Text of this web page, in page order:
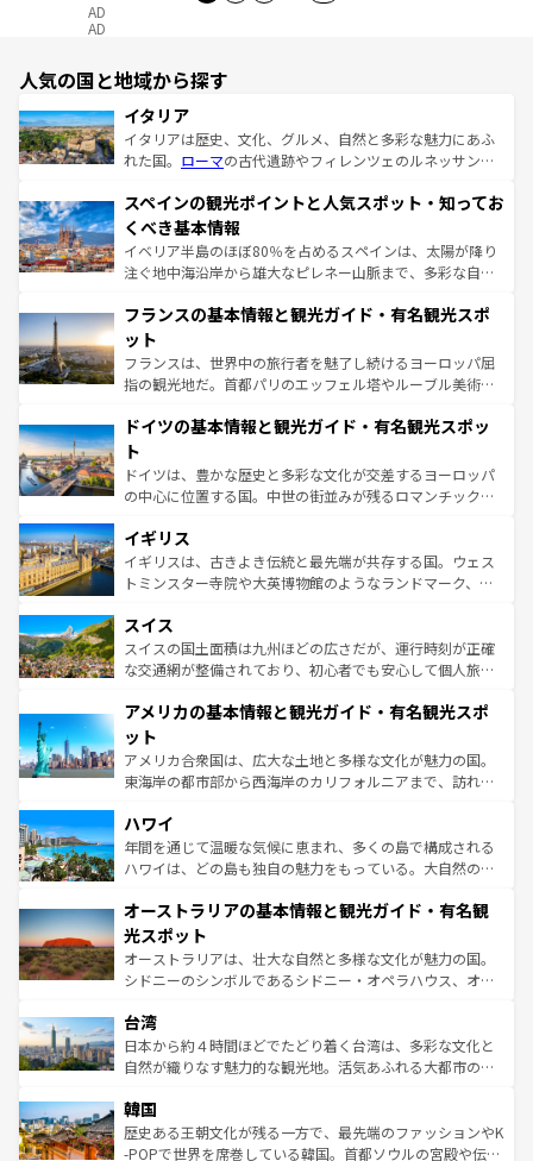
AD
AD
人気の国と地域から探す
イタリア
イタリアは歴史、文化、グルメ、自然と多彩な魅力にあふ
れた国。 ローマの古代遺跡やフィレンツェのルネッサンス
ろん、トスカーナの美しい田園風景やアマルフィ海岸の絶
景など、自然景観も見逃せない。観光の合間には、本場の
ピザやパスタなど、絶品のイタリア料理を堪能することも
できる。朝目覚めてから夜眠るまで、すべての瞬間を楽し
なお、新着のイタリア情報はコンテンツ一覧を参照してほ
しい。
スペインの観光ポイントと人気スポット・知ってお
くべき基本情報
イベリア半島のほぼ80％を占めるスペインは、太陽が降り
注ぐ地中海沿岸から雄大なピレネー山脈まで、多彩な自然
文化が根付くこの国では、情熱的なフラメンコ、熱気あふ
れる闘牛、そして美味しいタパスが生活の一部となってい
る。首都マドリードの洗練された雰囲気や、バルセロナの
アートに溢れた街角から、地方では古代ローマ遺跡や中世
せる。地方によって風土や気候が異なるスペインはその個
ンテンツ一覧 を参照してほしい。
フランスの基本情報と観光ガイド・有名観光スポ
ット
フランスは、世界中の旅行者を魅了し続けるヨーロッパ屈
指の観光地だ。首都パリのエッフェル塔やルーブル美術館
で、幅広い魅力が詰まっている。華麗な宮殿、歴史的な大
聖堂、美しいビーチ、そして豊かな自然が、訪れる者を心
から魅了する。また、フランスは美食の国としても知ら
れ、フランス料理はユネスコ無形文化遺産にも登録されて
香り高いラベンダー畑など、多彩な楽しみ方が可能だ。さ
らに、パリ以外の地域にも魅力が溢れており、どの街角に
も豊かな歴史と文化が息づいている。パリ以外の個性あふ
を参照してほしい。
ドイツの基本情報と観光ガイド・有名観光スポッ
ト
ドイツは、豊かな歴史と多彩な文化が交差するヨーロッパ
の中心に位置する国。中世の街並みが残るロマンチック街
顔を持つこの国は、どこを歩いても飽きることがない。ベ
ルリンの文化的活気、バイエルン州のアルプスの絶景、そ
してライン川沿いのワイン畑といった風景は必見。ビール
は、お酒好きな人にはぜひ体験してほしい。 なお、新着の
ドイツ情報はコンテンツ一覧を参照してほしい。
イギリス
イギリスは、古きよき伝統と最先端が共存する国。ウェス
トミンスター寺院や大英博物館のようなランドマーク、歴
リアごとに異なる魅力がある。また、優雅なアフタヌーン
ティー、ビール好きにはたまらない英国パブ、サッカー観
戦など、本場だからこそできる体験も豊富。イギリスを旅
ンツ一覧を参照してほしい。
スイス
スイスの国土面積は九州ほどの広さだが、運行時刻が正確
な交通網が整備されており、初心者でも安心して個人旅行
の建物がそのまま残る町や、スイスならではのユニークな
博物館もあり、アルプス観光だけでなく町歩きも満喫する
ことができる。国民の所得が高いため物価も高いが、旅行
者向けの交通パス提供のサービスもあり、うまく活用すれ
着のスイス情報は
アメリカの基本情報と観光ガイド・有名観光スポ
ット
アメリカ合衆国は、広大な土地と多様な文化が魅力の国。
東海岸の都市部から西海岸のカリフォルニアまで、訪れる
のような巨大都市は、観光、ショッピング、エンターテイ
ンメントが詰まった刺激的なスポットだ。一方、アメリカ
西部には大自然が広がり、グランドキャニオンやイエロー
部のニューオーリンズでは、音楽と美食が融合した独特の
文化が魅力。旅行者はアメリカの各地域で異なる魅力を楽
しみながら、その多様性と豊かな歴史を感じることができ
るだろう。車でのロードトリップや列車の旅も、アメリカ
情報は
ハワイ
年間を通じて温暖な気候に恵まれ、多くの島で構成される
ハワイは、どの島も独自の魅力をもっている。大自然の神
ワイ島は見逃せない。また、定番の観光地といえばオアフ
島だが、静かな自然を求めるならマウイ島やカウアイ島が
おすすめ。エメラルドグリーンに輝く海をはじめ、豊かな
文化や歴史が息づいている。「アロハスピリット」と呼ば
人々、おいしいローカルフードやハワイアンミュージッ
ク、伝統的なフラダンスなど、すべてがハワイの魅力を彩
っている。訪れるたびに新しい発見と感動が待っているハ
はコンテンツ一覧
オーストラリアの基本情報と観光ガイド・有名観
光スポット
オーストラリアは、壮大な自然と多様な文化が魅力の国。
シドニーのシンボルであるシドニー・オペラハウス、オー
リアリーフや大陸中央部にそびえるウルル（エアーズロッ
ク）、タスマニアの美しい原生林やケアンズの熱帯雨林な
ど、見どころがたくさん。また、カフェやワイン、オージ
いる。アクティビティも充実しており、サーフィンやダイ
ビング、ハイキングなど、アウトドア好きにはたまらな
い。オーストラリアの多彩な魅力を存分に味わいつくそ
台湾
日本から約４時間ほどでたどり着く台湾は、多彩な文化と
自然が織りなす魅力的な観光地。活気あふれる大都市の台
ン）、静ひつな山岳地帯である台湾東部など、都市の喧騒
と山間の静けさが共存しており、訪れる人に新しい発見と
驚きをもたらしてくれる。また、奥深い台湾の食文化も魅
韓国
歴史ある王朝文化が残る一方で、最先端のファッションやK
-POPで世界を席巻している韓国。首都ソウルの宮殿や伝統